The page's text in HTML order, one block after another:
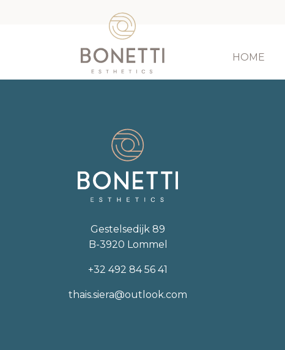
HOME
Gestelsedijk 89
B-3920 Lommel
+32 492 84 56 41
thais.siera@outlook.com